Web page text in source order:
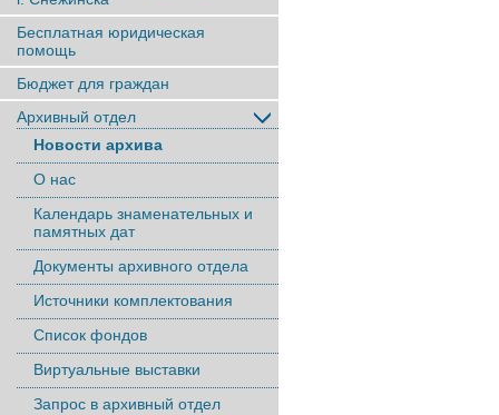
Бесплатная юридическая
помощь
Бюджет для граждан
Архивный отдел
Новости архива
О нас
Календарь знаменательных и
памятных дат
Документы архивного отдела
Источники комплектования
Список фондов
Виртуальные выставки
Запрос в архивный отдел